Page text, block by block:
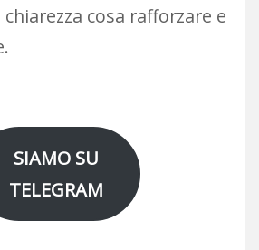
cosa rafforzare e
SIAMO SU
TELEGRAM